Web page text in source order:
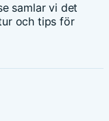
samlar vi det
och tips för